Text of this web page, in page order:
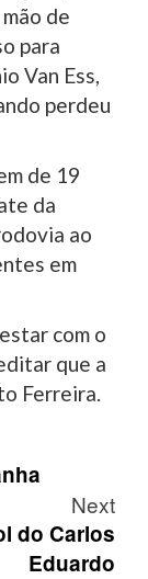
de
para
Van Ess,
perdeu
de 19
da
ao
em
com o
que a
Ferreira.
Next
do Carlos
Eduardo